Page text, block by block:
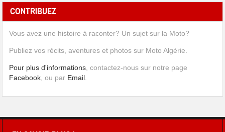
CONTRIBUEZ
Vous avez une histoire à raconter? Un sujet sur la Moto?
Publiez vos récits, aventures et photos sur Moto Algérie.
Pour plus d'informations, contactez-nous sur notre page
Facebook, ou par Email.